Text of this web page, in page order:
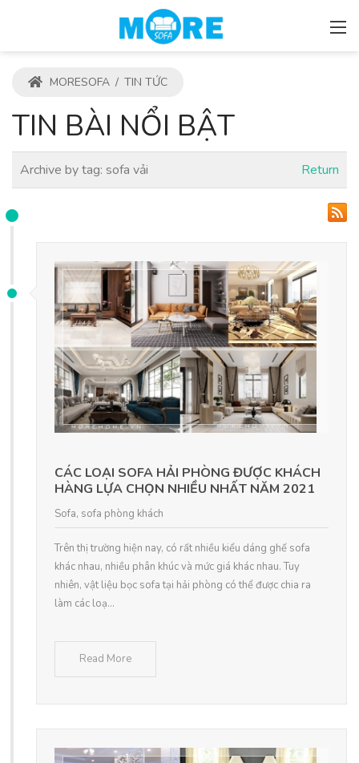
MORESOFA / TIN TỨC
TIN BÀI NỔI BẬT
Archive by tag: sofa vải Return
CÁC LOẠI SOFA HẢI PHÒNG ĐƯỢC KHÁCH
HÀNG LỰA CHỌN NHIỀU NHẤT NĂM 2021
Sofa, sofa phòng khách
Trên thị trường hiện nay, có rất nhiều kiểu dáng ghế sofa
khác nhau, nhiều phân khúc và mức giá khác nhau. Tuy
nhiên, vật liệu bọc sofa tại hải phòng có thể được chia ra
làm các loạ...
Read More